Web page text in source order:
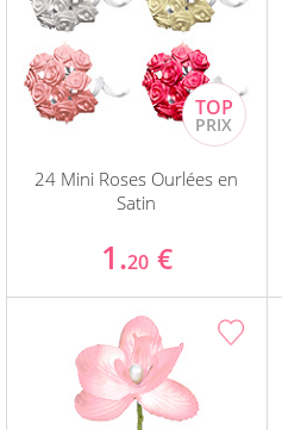
24 Mini Roses Ourlées en
Satin
1.20 €